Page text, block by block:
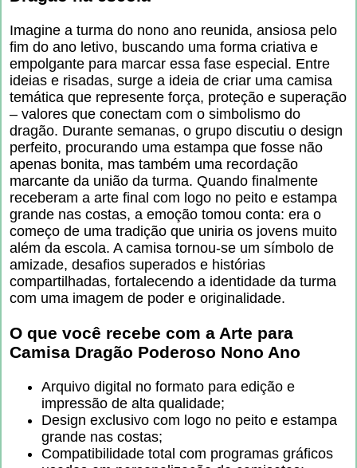
Imagine a turma do nono ano reunida, ansiosa pelo
fim do ano letivo, buscando uma forma criativa e
empolgante para marcar essa fase especial. Entre
ideias e risadas, surge a ideia de criar uma camisa
temática que represente força, proteção e superação
– valores que conectam com o simbolismo do
dragão. Durante semanas, o grupo discutiu o design
perfeito, procurando uma estampa que fosse não
apenas bonita, mas também uma recordação
marcante da união da turma. Quando finalmente
receberam a arte final com logo no peito e estampa
grande nas costas, a emoção tomou conta: era o
começo de uma tradição que uniria os jovens muito
além da escola. A camisa tornou-se um símbolo de
amizade, desafios superados e histórias
compartilhadas, fortalecendo a identidade da turma
com uma imagem de poder e originalidade.
O que você recebe com a Arte para
Camisa Dragão Poderoso Nono Ano
Arquivo digital no formato para edição e
impressão de alta qualidade;
Design exclusivo com logo no peito e estampa
grande nas costas;
Compatibilidade total com programas gráficos